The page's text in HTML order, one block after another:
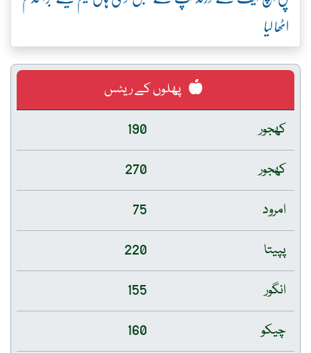
اٹھا لیا
پھلوں کے ریٹس
کھجور
190
کھجور
270
امرود
75
پپیتا
220
انگور
155
چیکو
160